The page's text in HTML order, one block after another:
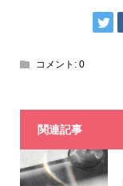
コメント: 0
関連記事